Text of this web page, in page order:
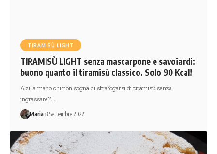
TIRAMISÙ LIGHT
TIRAMISÙ LIGHT senza mascarpone e savoiardi:
buono quanto il tiramisù classico. Solo 90 Kcal!
Alzi la mano chi non sogna di strafogarsi di tiramisù senza
ingrassare?…
Maria 8 Settembre 2022